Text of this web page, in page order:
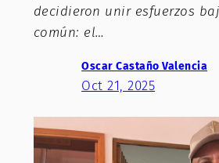
decidieron unir esfuerzos
común: el…
Oscar Castaño Valencia
Oct 21, 2025